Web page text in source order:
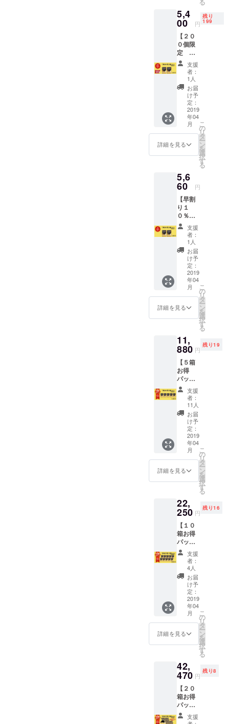
IRE限定
価格
５１５
０円
5,4
00 円
残り
199
【２０
０個限
定 超
早割り
１５％
ＯＦ
Ｆ】 １
箱定価
２５９
２円(税
込)✖２
箱 送料
１００
０円
（冷
凍） ⇒
IRE限定
価格
５４０
０円
支援
者：
1人
お届
け予
定：
2019
年04
月
詳細を見る
こ
の
リ
タ
ー
ン
を
選
択
す
る
5,6
60 円
【早割
り１
０％Ｏ
ＦＦ】
１箱定
価２５
９２円
(税込)✖
２箱 送
料１０
００円
（冷
凍） ⇒
CAMPF
IRE限定
価格
０円
支援
者：
1人
お届
け予
定：
2019
年04
月
詳細を見る
こ
の
リ
タ
ー
ン
を
選
択
す
る
11,
880 円
残り19
【５箱
お得
パッ
ク １
６％Ｏ
ＦＦ】
１箱定
価２５
９２円
(税込)✖
５箱 送
料１０
００円
（冷
凍） ⇒
CAMPF
価格
１１８
８０円
支援
者：
11人
お届
け予
定：
2019
年04
月
詳細を見る
こ
の
リ
タ
ー
ン
を
選
択
す
る
22,
250 円
残り16
【１０
箱お得
パッ
ク １
８％Ｏ
ＦＦ】
１箱定
価２５
９２円
(税込)✖
１０箱
送料１
０００
円（冷
凍） ⇒
CAMPF
価格
２２２
５０円
支援
者：
4人
お届
け予
定：
2019
年04
月
詳細を見る
こ
の
リ
タ
ー
ン
を
選
択
す
る
42,
470 円
残り8
【２０
箱お得
パッ
ク ２
０％Ｏ
支援